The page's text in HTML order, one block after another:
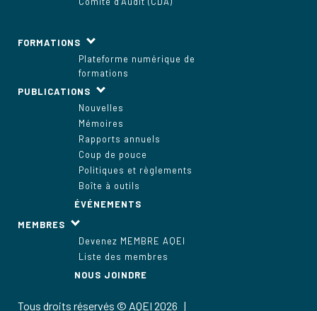
FORMATIONS
Plateforme numérique de
formations
PUBLICATIONS
Nouvelles
Mémoires
Rapports annuels
Coup de pouce
Politiques et règlements
Boîte à outils
ÉVÉNEMENTS
MEMBRES
Devenez MEMBRE AQEI
Liste des membres
NOUS JOINDRE
Tous droits réservés © AQEI 2026 |